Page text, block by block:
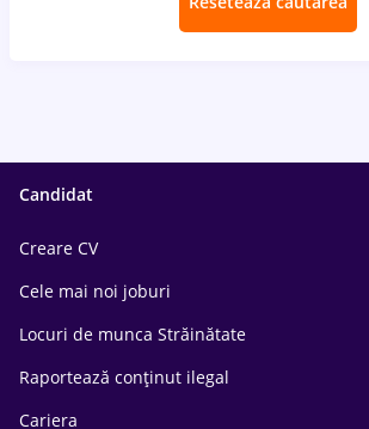
Candidat
Creare CV
Cele mai noi joburi
Locuri de munca Străinătate
Raportează conținut ilegal
Cariera